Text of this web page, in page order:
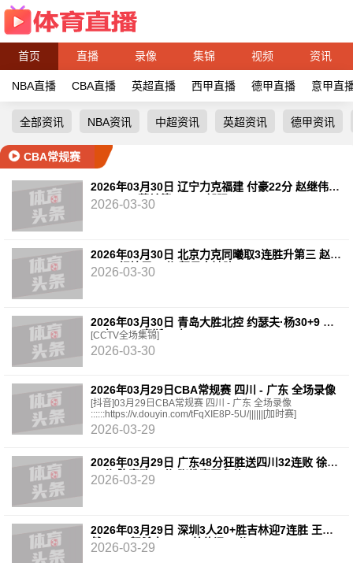
首页 直播 录像 集锦 视频 资讯
NBA直播 CBA直播 英超直播 西甲直播 德甲直播 意甲直
全部资讯 NBA资讯 中超资讯 英超资讯 德甲资讯
CBA常规赛
2026年03月30日 辽宁力克福建 付豪22分 赵继伟
14+6+11 莫兰德20+15 邹阳18+5
2026-03-30
2026年03月30日 北京力克同曦取3连胜升第三 赵睿
24+6 祝铭震19分 郭昊文缺阵
2026-03-30
2026年03月30日 青岛大胜北控 约瑟夫·杨30+9 廖
三宁15+6 豪斯14中1
[CCTV全场集锦]
2026-03-30
2026年03月29日CBA常规赛 四川 - 广东 全场录像
[抖音]03月29日CBA常规赛 四川 - 广东 全场录像
::::::https://v.douyin.com/tFqXIE8P-5U/||||||[加时赛]
2026-03-29
2026年03月29日 广东48分狂胜送四川32连败 徐杰
20分 陈家政15分 张皓嘉正负值+49
2026-03-29
2026年03月29日 深圳3人20+胜吉林迎7连胜 王浩
然23+5 贺希宁22+5 姜伟泽15分
2026-03-29